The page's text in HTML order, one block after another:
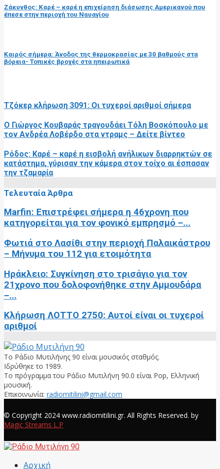
Ζάκυνθος: Καρέ – καρέ η επιχείρηση διάσωσης Αμερικανού που
έπεσε στην περιοχή του Ναυαγίου
Καιρός σήμερα: Άνοδος της θερμοκρασίας με 30 βαθμούς στα
βόρεια- Τοπικές βροχές στα ηπειρωτικά
Τζόκερ κλήρωση 3091: Οι τυχεροί αριθμοί σήμερα
Ο Γιώργος Κουβαράς τραγουδάει Τόλη Βοσκόπουλο με
τον Ανδρέα Λοβέρδο στα ντραμς – Δείτε βίντεο
Ρόδος: Καρέ – καρέ η εισβολή ανήλικων διαρρηκτών σε
κατάστημα, γύρισαν την κάμερα στον τοίχο αι έσπασαν
την τζαμαρία
Τελευταία Άρθρα
Marfin: Επιστρέφει σήμερα η 46χρονη που
κατηγορείται για τον φονικό εμπρησμό –...
Φωτιά στο Λασίθι στην περιοχή Παλαικάστρου
– Μήνυμα του 112 για ετοιμότητα
Ηράκλειο: Συγκίνηση στο τρισάγιο για τον
21χρονο που δολοφονήθηκε στην Αμμουδάρα
–...
Κλήρωση ΛΟΤΤΟ 2750: Αυτοί είναι οι τυχεροί
αριθμοί
Το Ράδιο Μυτιλήνης 90 είναι μουσικός σταθμός.
Ιδρύθηκε το 1989.
Το πρόγραμμα του Ράδιο Μυτιλήνη 90.0 είναι Pop, Ελληνική
μουσική.
Επικοινωνία: radiomitilini@gmail.com
© Copyright 2024 www.radiomitilini.gr. All Rights Reserved. by
Magic Streams L.P
Αρχική